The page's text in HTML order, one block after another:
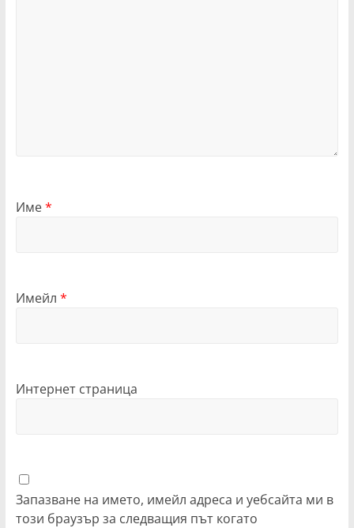
Име*
Имейл *
Интернет страница
Запазване на името, имейл адреса и уебсайта ми в
този браузър за следващия път когато